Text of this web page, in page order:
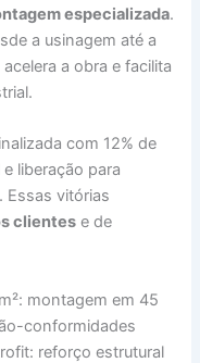
especializada.
a usinagem até a
a obra e facilita
com 12% de
liberação para
Essas vitórias
clientes e de
montagem em 45
conformidades
reforço estrutural